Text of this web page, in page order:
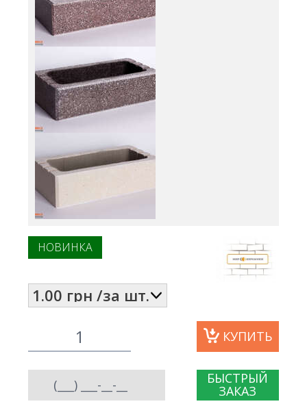
НОВИНКА
КУПИТЬ
БЫСТРЫЙ
ЗАКАЗ